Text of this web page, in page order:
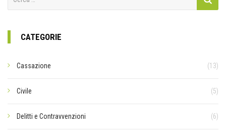
CATEGORIE
Cassazione (13)
Civile (5)
Delitti e Contravvenzioni (6)